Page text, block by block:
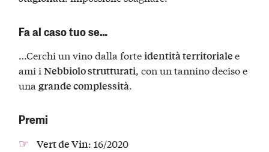
Fa al caso tuo se…
…Cerchi un vino dalla forteidentità territorialee
ami iNebbiolo strutturati, con un tannino deciso e
unagrande complessità.
Premi
Vert de Vin: 16/2020